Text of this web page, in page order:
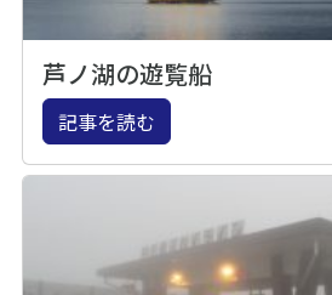
芦ノ湖の遊覧船
記事を読む